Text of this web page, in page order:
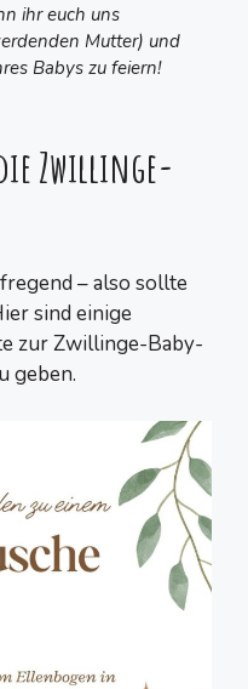
ihr euch uns
Mutter) und
Babys zu feiern!
Zwillinge-
– also sollte
sind einige
zur Zwillinge-Baby-
geben.